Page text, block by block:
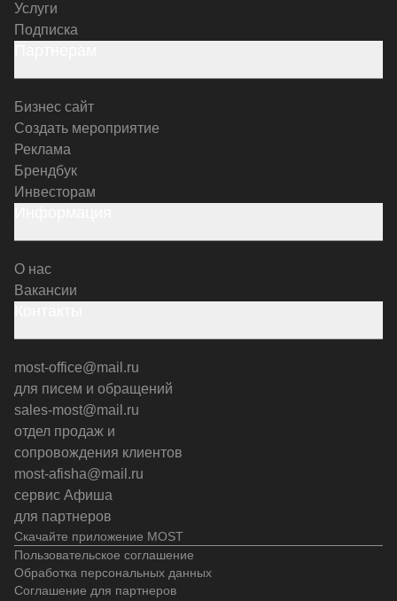
Скачайте приложение MOST
Услуги
Подписка
Бизнес сайт
Создать мероприятие
Реклама
Брендбук
Инвесторам
О нас
Вакансии
most-office@mail.ru
для писем и обращений
sales-most@mail.ru
отдел продаж и
сопровождения клиентов
most-afisha@mail.ru
сервис Афиша
для партнеров
Пользовательское соглашение
Обработка персональных данных
Соглашение для партнеров